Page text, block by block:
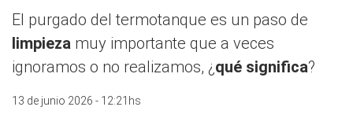
El purgado del termotanque es un paso de
limpieza muy importante que a veces
ignoramos o no realizamos, ¿ qué significa?
13 de junio 2026 - 12:21hs